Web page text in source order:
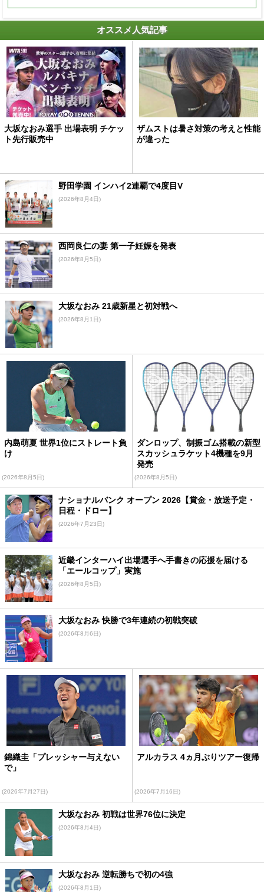
オススメ人気記事
大坂なおみ選手 出場表明 チケッ
ト先行販売中
ザムストは暑さ対策の考えと性能
が違った
野田学園 インハイ2連覇で4度目V
(2026年8月4日)
西岡良仁の妻 第一子妊娠を発表
(2026年8月5日)
大坂なおみ 21歳新星と初対戦へ
(2026年8月1日)
内島萌夏 世界1位にストレート負
け
(2026年8月5日)
ダンロップ、制振ゴム搭載の新型
スカッシュラケット4機種を9月
発売
(2026年8月5日)
ナショナルバンク オープン 2026【賞金・放送予定・
日程・ドロー】
(2026年7月23日)
近畿インターハイ出場選手へ手書きの応援を届ける
「エールコップ」実施
(2026年8月5日)
大坂なおみ 快勝で3年連続の初戦突破
(2026年8月6日)
錦織圭「プレッシャー与えない
で」
(2026年7月27日)
アルカラス 4ヵ月ぶりツアー復帰
(2026年7月16日)
大坂なおみ 初戦は世界76位に決定
(2026年8月4日)
大坂なおみ 逆転勝ちで初の4強
(2026年8月1日)